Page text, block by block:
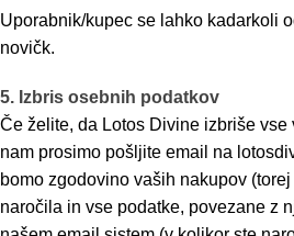
Uporabnik/kupec se lahko kadarkoli
novičk.
5. Izbris osebnih podatkov
Če želite, da Lotos Divine izbriše vse
nam prosimo pošljite email na
bomo zgodovino vaših nakupov
naročila in vse podatke, povezane z